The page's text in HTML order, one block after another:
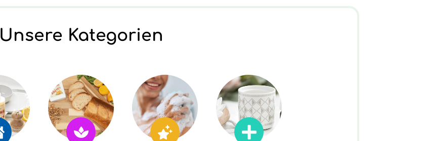
Unsere Kategorien